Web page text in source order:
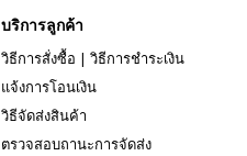
บริการลูกค้า
วิธีการสั่งซื้อ | วิธีการชำระเงิน
แจ้งการโอนเงิน
วิธีจัดส่งสินค้า
ตรวจสอบถานะการจัดส่ง